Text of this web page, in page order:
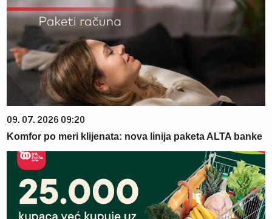
09. 07. 2026 09:20
Komfor po meri klijenata: nova linija paketa ALTA banke